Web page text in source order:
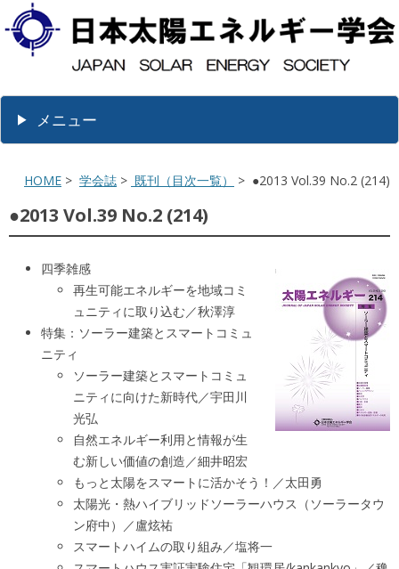
メニュー
HOME > 学会誌 > 既刊（目次一覧） > ●2013 Vol.39 No.2 (214)
●2013 Vol.39 No.2 (214)
四季雑感
再生可能エネルギーを地域コミ
ュニティに取り込む／秋澤淳
特集：ソーラー建築とスマートコミュ
ニティ
ソーラー建築とスマートコミュ
ニティに向けた新時代／宇田川
光弘
自然エネルギー利用と情報が生
む新しい価値の創造／細井昭宏
もっと太陽をスマートに活かそう！／太田勇
太陽光・熱ハイブリッドソーラーハウス（ソーラータウ
ン府中）／盧炫祐
スマートハイムの取り組み／塩将一